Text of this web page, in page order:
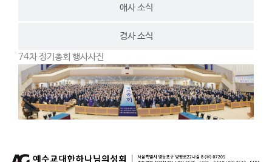
애사 소식
경사 소식
74차 정기총회 행사사진